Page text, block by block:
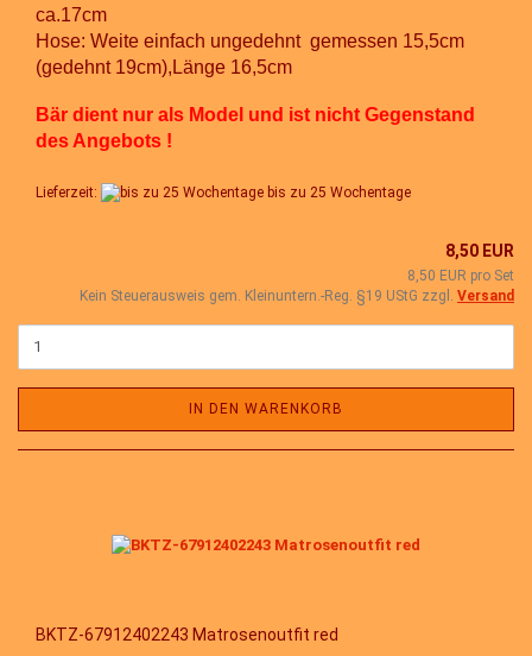
ca.17cm
Hose: Weite einfach ungedehnt gemessen 15,5cm
(gedehnt 19cm),Länge 16,5cm
Bär dient nur als Model und ist nicht Gegenstand
des Angebots !
Lieferzeit: bis zu 25 Wochentage
8,50 EUR
8,50 EUR pro Set
Kein Steuerausweis gem. Kleinuntern.-Reg. §19 UStG zzgl. Versand
IN DEN WARENKORB
BKTZ-67912402243 Matrosenoutfit red